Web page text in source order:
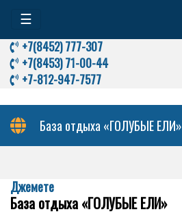
☰
+7(8452) 777-307
+7(8453) 71-00-44
+7-812-947-7577
База отдыха «ГОЛУБЫЕ ЕЛИ»
Джемете
База отдыха «ГОЛУБЫЕ ЕЛИ»